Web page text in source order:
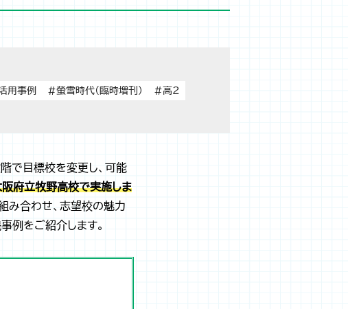
用事例 #螢雪時代（臨時増刊）
#高2
で目標校を変更し、可能
府立牧野高校で実施しま
み合わせ、志望校の魅力
例をご紹介します。